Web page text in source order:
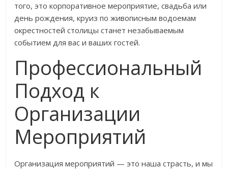
того, это корпоративное мероприятие, свадьба или
день рождения, круиз по живописным водоемам
окрестностей столицы станет незабываемым
событием для вас и ваших гостей.
Профессиональный
Подход к
Организации
Мероприятий
Организация мероприятий — это наша страсть, и мы